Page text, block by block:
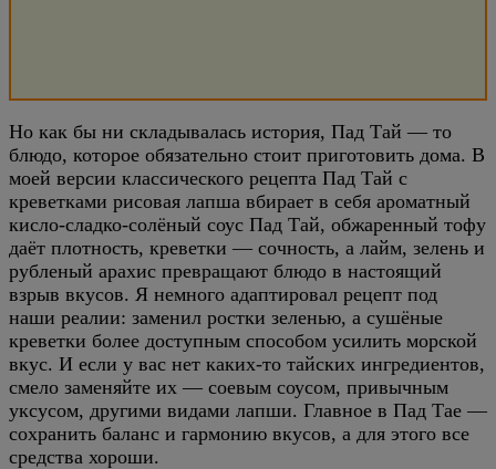
Но как бы ни складывалась история, Пад Тай — то
блюдо, которое обязательно стоит приготовить дома. В
моей версии классического рецепта Пад Тай с
креветками рисовая лапша вбирает в себя ароматный
кисло-сладко-солёный соус Пад Тай, обжаренный тофу
даёт плотность, креветки — сочность, а лайм, зелень и
рубленый арахис превращают блюдо в настоящий
взрыв вкусов. Я немного адаптировал рецепт под
наши реалии: заменил ростки зеленью, а сушёные
креветки более доступным способом усилить морской
вкус. И если у вас нет каких-то тайских ингредиентов,
смело заменяйте их — соевым соусом, привычным
уксусом, другими видами лапши. Главное в Пад Тае —
сохранить баланс и гармонию вкусов, а для этого все
средства хороши.